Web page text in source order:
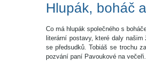
Hlupák, boháč
Co má hlupák společného s
literární postavy, které daly
se předsudků. Tobiáš se trochu
pozvání paní Pavoukové na